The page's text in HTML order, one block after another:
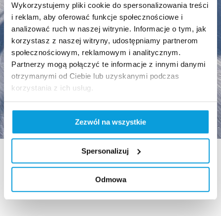
Wykorzystujemy pliki cookie do spersonalizowania treści
i reklam, aby oferować funkcje społecznościowe i
analizować ruch w naszej witrynie. Informacje o tym, jak
korzystasz z naszej witryny, udostępniamy partnerom
społecznościowym, reklamowym i analitycznym.
Partnerzy mogą połączyć te informacje z innymi danymi
otrzymanymi od Ciebie lub uzyskanymi podczas
korzystania z ich usług.
Zezwól na wszystkie
Spersonalizuj
Odmowa